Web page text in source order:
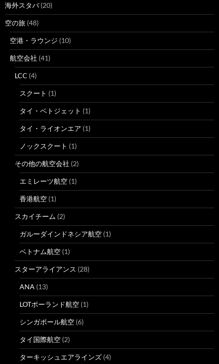
海外スタバ(20)
空の旅 (48)
空港・ラウンジ (10)
航空会社 (41)
LCC (4)
スクート (1)
タイ・ベトジェット (1)
タイ・ライオンエア (1)
ノックスクート (1)
その他の航空会社 (2)
エミレーツ航空 (1)
香港航空 (1)
スカイチーム (2)
ガルーダインドネシア航空 (1)
ベトナム航空 (1)
スターアライアンス (28)
ANA (13)
LOTポーランド航空 (1)
シンガポール航空 (6)
タイ国際航空 (2)
ターキッシュエアラインズ (4)